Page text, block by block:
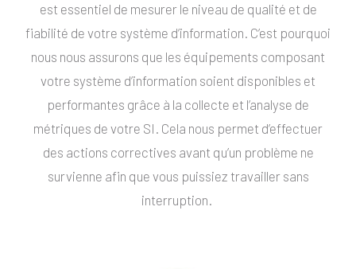
est essentiel de mesurer le niveau de qualité et de
fiabilité de votre système d’information. C’est pourquoi
nous nous assurons que les équipements composant
votre système d’information soient disponibles et
performantes grâce à la collecte et l’analyse de
métriques de votre SI. Cela nous permet d’effectuer
des actions correctives avant qu’un problème ne
survienne afin que vous puissiez travailler sans
interruption.